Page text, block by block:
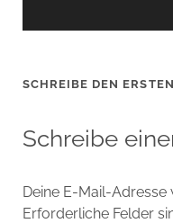
SCHREIBE DEN
Schreibe
Deine E-Mail-
Erforderliche Felder